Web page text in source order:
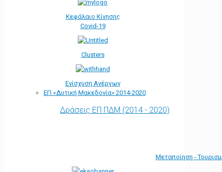
Κεφάλαιο Κίνησης
Covid-19
Clusters
Ενίσχυση Ανέργων
ΕΠ «Δυτική Μακεδονία» 2014-2020
Δράσεις ΕΠ ΠΔΜ (2014 - 2020)
Μεταποίηση -